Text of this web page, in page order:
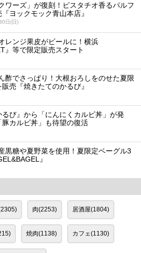
ワーズ」が復刻！ピスタチオ香るパルフ
ヨックモック青山本店』
日(日)
レンジ果皮がビールに！横浜
』等で限定販売スタート
酢でさっぱり！大根おろしをのせた夏限
売『焼きたてのかるび』
るび』から「にんにくカルビ丼」が発
カルビ丼」も待望の復活
黒糖や夏野菜を使用！夏限定ベーグル3
』
肉(2253) 居酒屋(1804)
焼肉(1138) カフェ(1130)